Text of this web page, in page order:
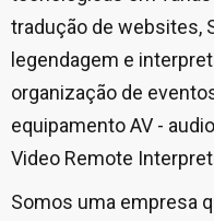
tradução de websites,
legendagem e
organização de
equipamento AV -
Video Remote
Somos uma empresa